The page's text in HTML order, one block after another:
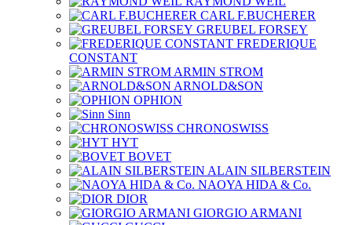
CARL F.BUCHERER
GREUBEL FORSEY
FREDERIQUE
CONSTANT
ARMIN STROM
ARNOLD&SON
OPHION
Sinn
CHRONOSWISS
HYT
BOVET
ALAIN SILBERSTEIN
NAOYA HIDA & Co.
DIOR
GIORGIO ARMANI